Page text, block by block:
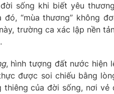
sống khi biết yêu
đó, “mùa thương” không
trường ca xác lập nền
, hình tượng đất nước hiện
được soi chiếu bằng
của đời sống, nơi